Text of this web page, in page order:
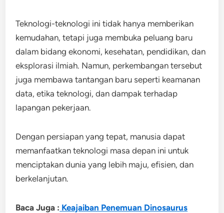
Teknologi-teknologi ini tidak hanya memberikan
kemudahan, tetapi juga membuka peluang baru
dalam bidang ekonomi, kesehatan, pendidikan, dan
eksplorasi ilmiah. Namun, perkembangan tersebut
juga membawa tantangan baru seperti keamanan
data, etika teknologi, dan dampak terhadap
lapangan pekerjaan.
Dengan persiapan yang tepat, manusia dapat
memanfaatkan teknologi masa depan ini untuk
menciptakan dunia yang lebih maju, efisien, dan
berkelanjutan.
Baca Juga : Keajaiban Penemuan Dinosaurus